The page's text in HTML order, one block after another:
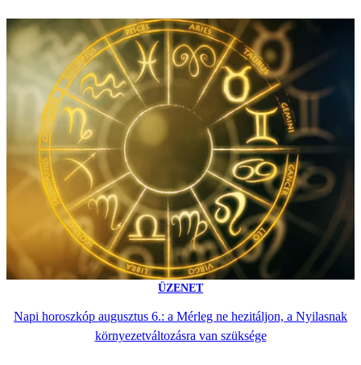
ÜZENET
Napi horoszkóp augusztus 6.: a Mérleg ne hezitáljon, a Nyilasnak
környezetváltozásra van szüksége